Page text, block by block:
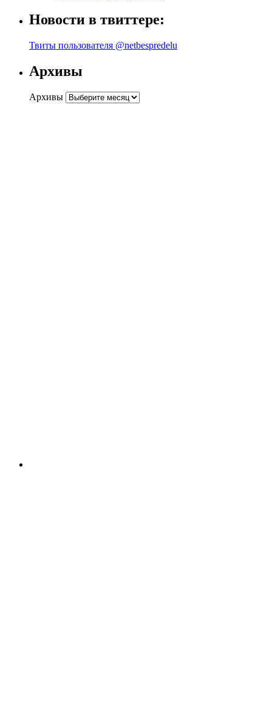
Новости в твиттере:
Твиты пользователя @netbespredelu
Архивы
Архивы